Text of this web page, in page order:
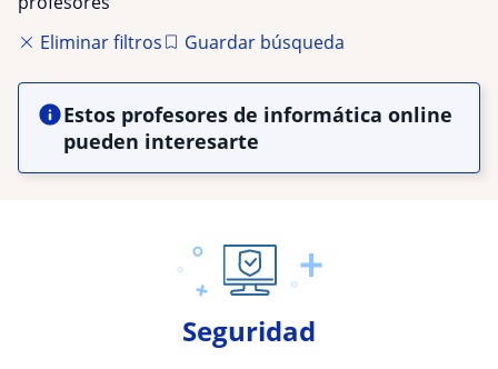
Eliminar filtros
Guardar búsqueda
Estos profesores de informática online
pueden interesarte
Seguridad